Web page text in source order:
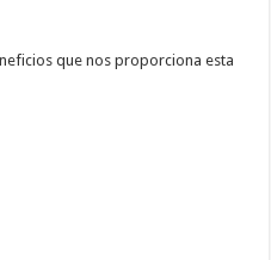
que nos proporciona esta